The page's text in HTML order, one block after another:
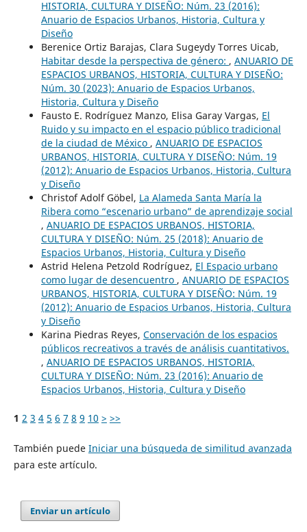
HISTORIA, CULTURA Y DISEÑO: Núm. 23 (2016):
Anuario de Espacios Urbanos, Historia, Cultura y
Diseño
Berenice Ortiz Barajas, Clara Sugeydy Torres Uicab,
Habitar desde la perspectiva de género: , ANUARIO DE
ESPACIOS URBANOS, HISTORIA, CULTURA Y DISEÑO:
Núm. 30 (2023): Anuario de Espacios Urbanos,
Historia, Cultura y Diseño
Fausto E. Rodríguez Manzo, Elisa Garay Vargas, El
Ruido y su impacto en el espacio público tradicional
de la ciudad de México , ANUARIO DE ESPACIOS
URBANOS, HISTORIA, CULTURA Y DISEÑO: Núm. 19
(2012): Anuario de Espacios Urbanos, Historia, Cultura
y Diseño
Christof Adolf Göbel, La Alameda Santa María la
Ribera como “escenario urbano” de aprendizaje social
, ANUARIO DE ESPACIOS URBANOS, HISTORIA,
CULTURA Y DISEÑO: Núm. 25 (2018): Anuario de
Espacios Urbanos, Historia, Cultura y Diseño
Astrid Helena Petzold Rodríguez, El Espacio urbano
como lugar de desencuentro , ANUARIO DE ESPACIOS
URBANOS, HISTORIA, CULTURA Y DISEÑO: Núm. 19
(2012): Anuario de Espacios Urbanos, Historia, Cultura
y Diseño
Karina Piedras Reyes, Conservación de los espacios
públicos recreativos a través de análisis cuantitativos.
, ANUARIO DE ESPACIOS URBANOS, HISTORIA,
CULTURA Y DISEÑO: Núm. 23 (2016): Anuario de
Espacios Urbanos, Historia, Cultura y Diseño
1 2 3 4 5 6 7 8 9 10 > >>
También puede Iniciar una búsqueda de similitud avanzada
para este artículo.
Enviar un artículo